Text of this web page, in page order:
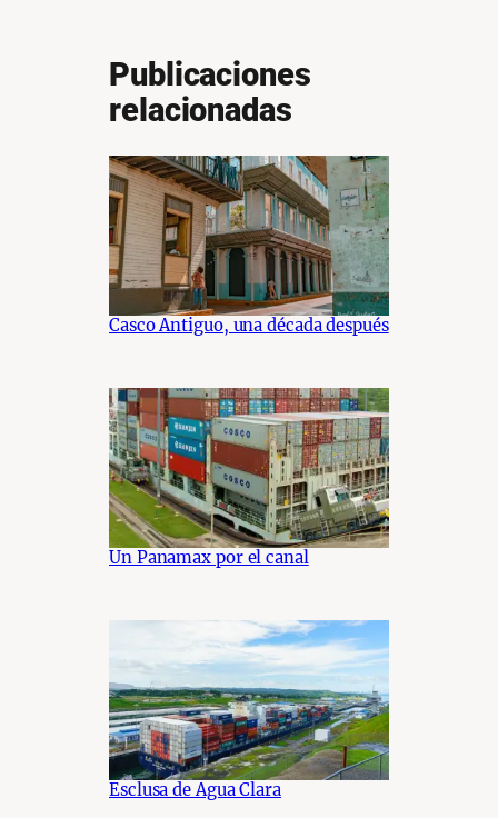
Publicaciones
relacionadas
Casco Antiguo, una década después
Un Panamax por el canal
Esclusa de Agua Clara